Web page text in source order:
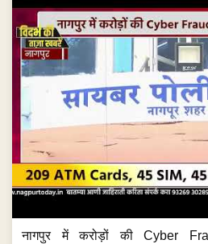
नागपुर में करोड़ों की Cyber